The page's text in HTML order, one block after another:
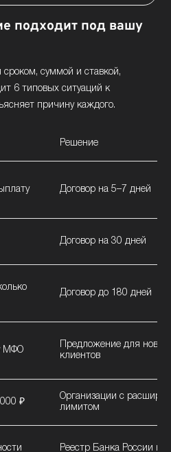
подходит под вашу
суммой и ставкой,
6 типовых ситуаций к
причину каждого.
Решение
Договор на 5–7 дней
Договор на 30 дней
Договор до 180 дней
МФО
Предложение для новых
клиентов
₽
Организации с
лимитом
Реестр Банка России на